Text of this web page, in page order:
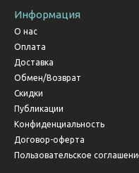
Информация
О нас
Оплата
Доставка
Обмен/Возврат
Скидки
Публикации
Конфиденциальность
Договор-оферта
Пользовательское